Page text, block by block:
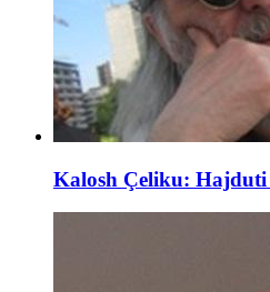
Kalosh Çeliku: